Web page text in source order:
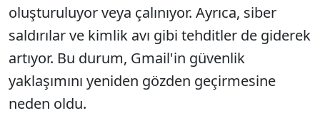
oluşturuluyor veya çalınıyor. Ayrıca, siber
saldırılar ve kimlik avı gibi tehditler de giderek
artıyor. Bu durum, Gmail'in güvenlik
yaklaşımını yeniden gözden geçirmesine
neden oldu.